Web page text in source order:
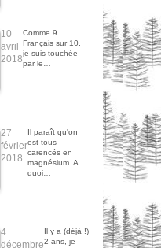
10
avril
2018
Comme 9
Français sur 10,
je suis touchée
par le…
27
février
2018
Il paraît qu'on
est tous
carencés en
magnésium. A
quoi…
4
décembre
Il y a (déjà !)
2 ans, je